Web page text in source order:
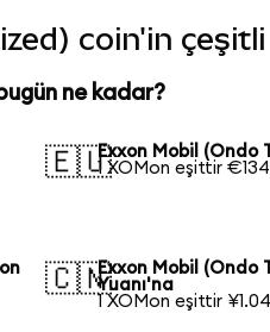
coin'in
ne kadar?
🇪🇺Exxon Mobil (Ondo
1 XOMon eşittir
🇨🇳Exxon Mobil (Ondo
Yuanı'na
1 XOMon eşittir